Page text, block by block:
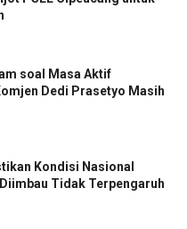
soal Masa Aktif
Dedi Prasetyo Masih
Kondisi Nasional
Tidak Terpengaruh